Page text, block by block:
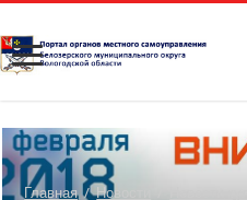
Главная / Новости